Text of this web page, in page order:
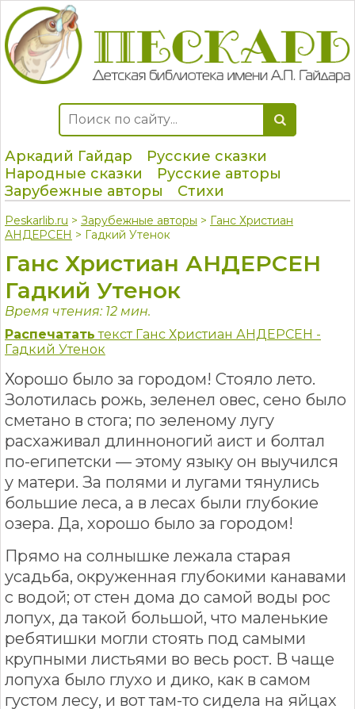
Аркадий Гайдар
Русские сказки
Народные сказки
Русские авторы
Зарубежные авторы
Стихи
Peskarlib.ru > Зарубежные авторы > Ганс Христиан
АНДЕРСЕН > Гадкий Утенок
Ганс Христиан АНДЕРСЕН
Гадкий Утенок
Время чтения: 12 мин.
Распечатать текст Ганс Христиан АНДЕРСЕН -
Гадкий Утенок
Хорошо было за городом! Стояло лето.
Золотилась рожь, зеленел овес, сено было
сметано в стога; по зеленому лугу
расхаживал длинноногий аист и болтал
по-египетски — этому языку он выучился
у матери. За полями и лугами тянулись
большие леса, а в лесах были глубокие
озера. Да, хорошо было за городом!
Прямо на солнышке лежала старая
усадьба, окруженная глубокими канавами
с водой; от стен дома до самой воды рос
лопух, да такой большой, что маленькие
ребятишки могли стоять под самыми
крупными листьями во весь рост. В чаще
лопуха было глухо и дико, как в самом
густом лесу, и вот там-то сидела на яйцах